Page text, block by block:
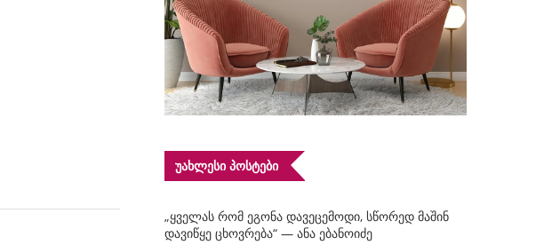
ᲣᲐᲮᲚᲔᲡᲘ ᲞᲝᲡᲢᲔᲑᲘ
„ყველას რომ ეგონა დავეცემოდი, სწორედ მაშინ
დავიწყე ცხოვრება“ — ანა ებანოიძე